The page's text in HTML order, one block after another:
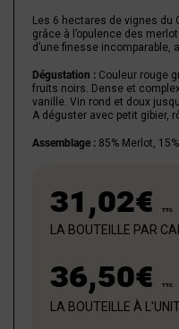
31,02€ TTC
la bouteille par
36,50€ TTC
la bouteille à
Les 6 hectares de vignes du
grâce à l’opulence des
d’une finesse incomparable,
Dégustation : Couleur rouge
fruits noirs. Dense et
vanille. Vin rond et doux
A déguster avec petit gibier,
Assemblage : 85% Merlot,